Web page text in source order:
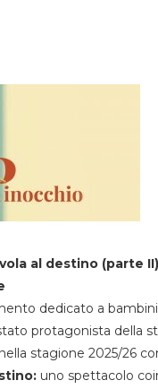
al destino (parte II)
dedicato a
protagonista della
stagione 2025/26
uno spettacolo